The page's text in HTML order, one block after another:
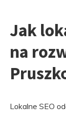
Jak
na
Lokalne SEO